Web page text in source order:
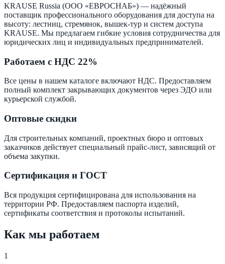
KRAUSE Russia (ООО «ЕВРОСНАБ») — надёжный
поставщик профессионального оборудования для доступа на
высоту: лестниц, стремянок, вышек-тур и систем доступа
KRAUSE. Мы предлагаем гибкие условия сотрудничества для
юридических лиц и индивидуальных предпринимателей.
Работаем с НДС 22%
Все цены в нашем каталоге включают НДС. Предоставляем
полный комплект закрывающих документов через ЭДО или
курьерской службой.
Оптовые скидки
Для строительных компаний, проектных бюро и оптовых
заказчиков действует специальный прайс-лист, зависящий от
объема закупки.
Сертификация и ГОСТ
Вся продукция сертифицирована для использования на
территории РФ. Предоставляем паспорта изделий,
сертификаты соответствия и протоколы испытаний.
Как мы работаем
1